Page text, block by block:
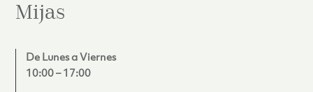
Mijas
De Lunes a Viernes
10:00 – 17:00